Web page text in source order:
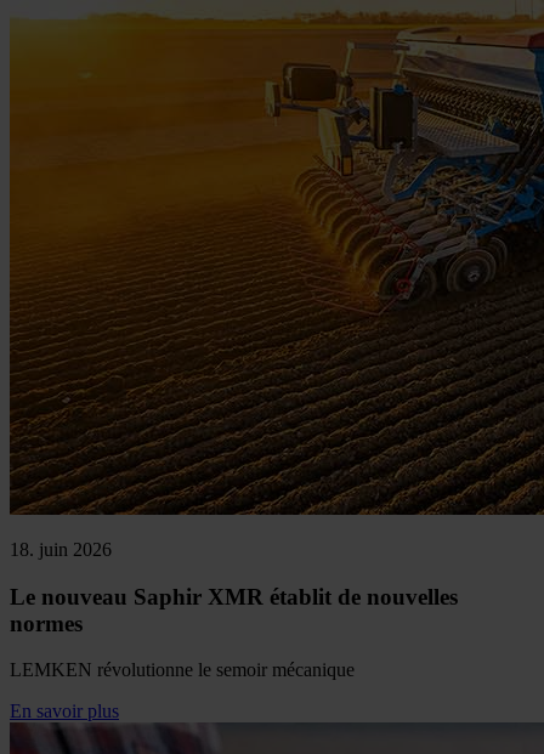
18. juin 2026
Le nouveau Saphir XMR établit de nouvelles
normes
LEMKEN révolutionne le semoir mécanique
En savoir plus